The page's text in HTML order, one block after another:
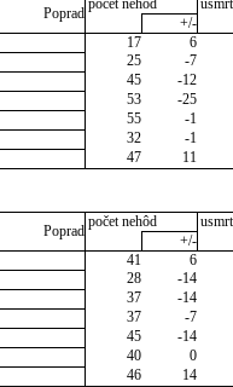
Poprad
počet nehôd
+/-
17
6
25
-7
45
-12
53
-25
55
-1
32
-1
47 11
Poprad
počet nehôd
+/-
41
6
28
-14
37
-14
37
-7
45
-14
40
0
46 14